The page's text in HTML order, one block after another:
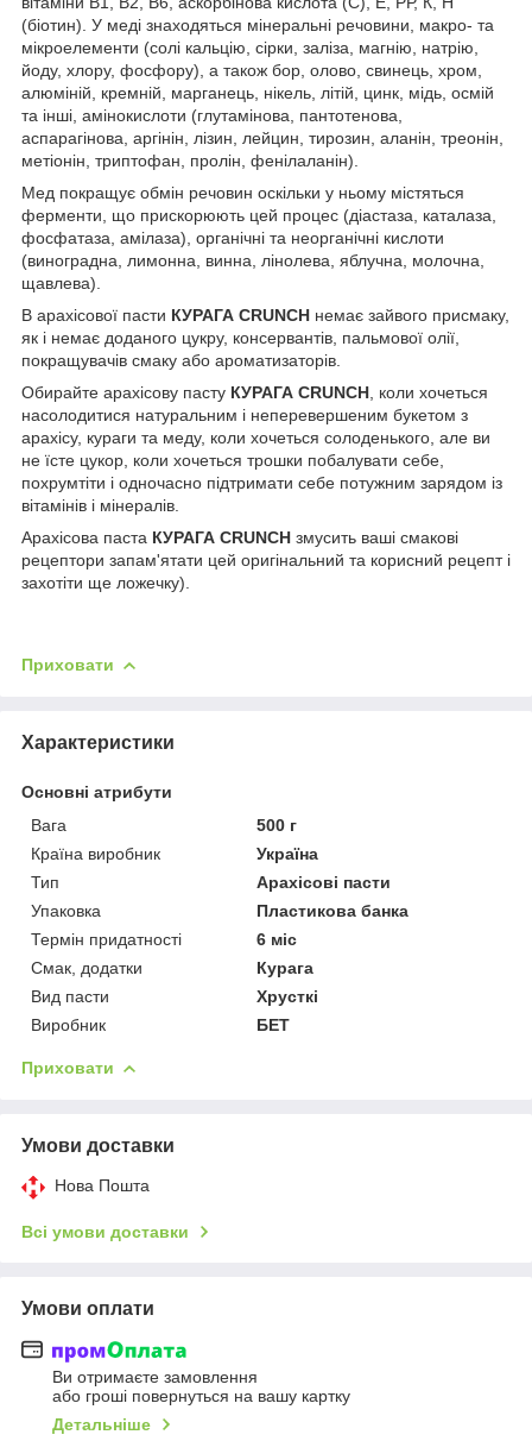
(біотин). У меді знаходяться мінеральні речовини, макро- та
мікроелементи (солі кальцію, сірки, заліза, магнію, натрію,
йоду, хлору, фосфору), а також бор, олово, свинець, хром,
алюміній, кремній, марганець, нікель, літій, цинк, мідь, осмій
та інші, амінокислоти (глутамінова, пантотенова,
аспарагінова, аргінін, лізин, лейцин, тирозин, аланін, треонін,
метіонін, триптофан, пролін, фенілаланін).
Мед покращує обмін речовин оскільки у ньому містяться
ферменти, що прискорюють цей процес (діастаза, каталаза,
фосфатаза, амілаза), органічні та неорганічні кислоти
(виноградна, лимонна, винна, лінолева, яблучна, молочна,
щавлева).
В арахісової пасти КУРАГА CRUNCH немає зайвого присмаку,
як і немає доданого цукру, консервантів, пальмової олії,
покращувачів смаку або ароматизаторів.
Обирайте арахісову пасту КУРАГА CRUNCH , коли хочеться
насолодитися натуральним і неперевершеним букетом з
арахісу, кураги та меду, коли хочеться солоденького, але ви
не їсте цукор, коли хочеться трошки побалувати себе,
похрумтіти і одночасно підтримати себе потужним зарядом із
вітамінів і мінералів.
Арахісова паста КУРАГА CRUNCH змусить ваші смакові
рецептори запам'ятати цей оригінальний та корисний рецепт і
захотіти ще ложечку).
Приховати
Характеристики
Основні атрибути
Вага
500 г
Країна виробник
Україна
Тип
Арахісові пасти
Упаковка
Пластикова банка
Термін придатності
6 міс
Смак, додатки
Курага
Вид пасти
Хрусткі
Виробник
БЕТ
Приховати
Умови доставки
Нова Пошта
Всі умови доставки
Умови оплати
Ви отримаєте замовлення
або гроші повернуться на вашу картку
Детальніше